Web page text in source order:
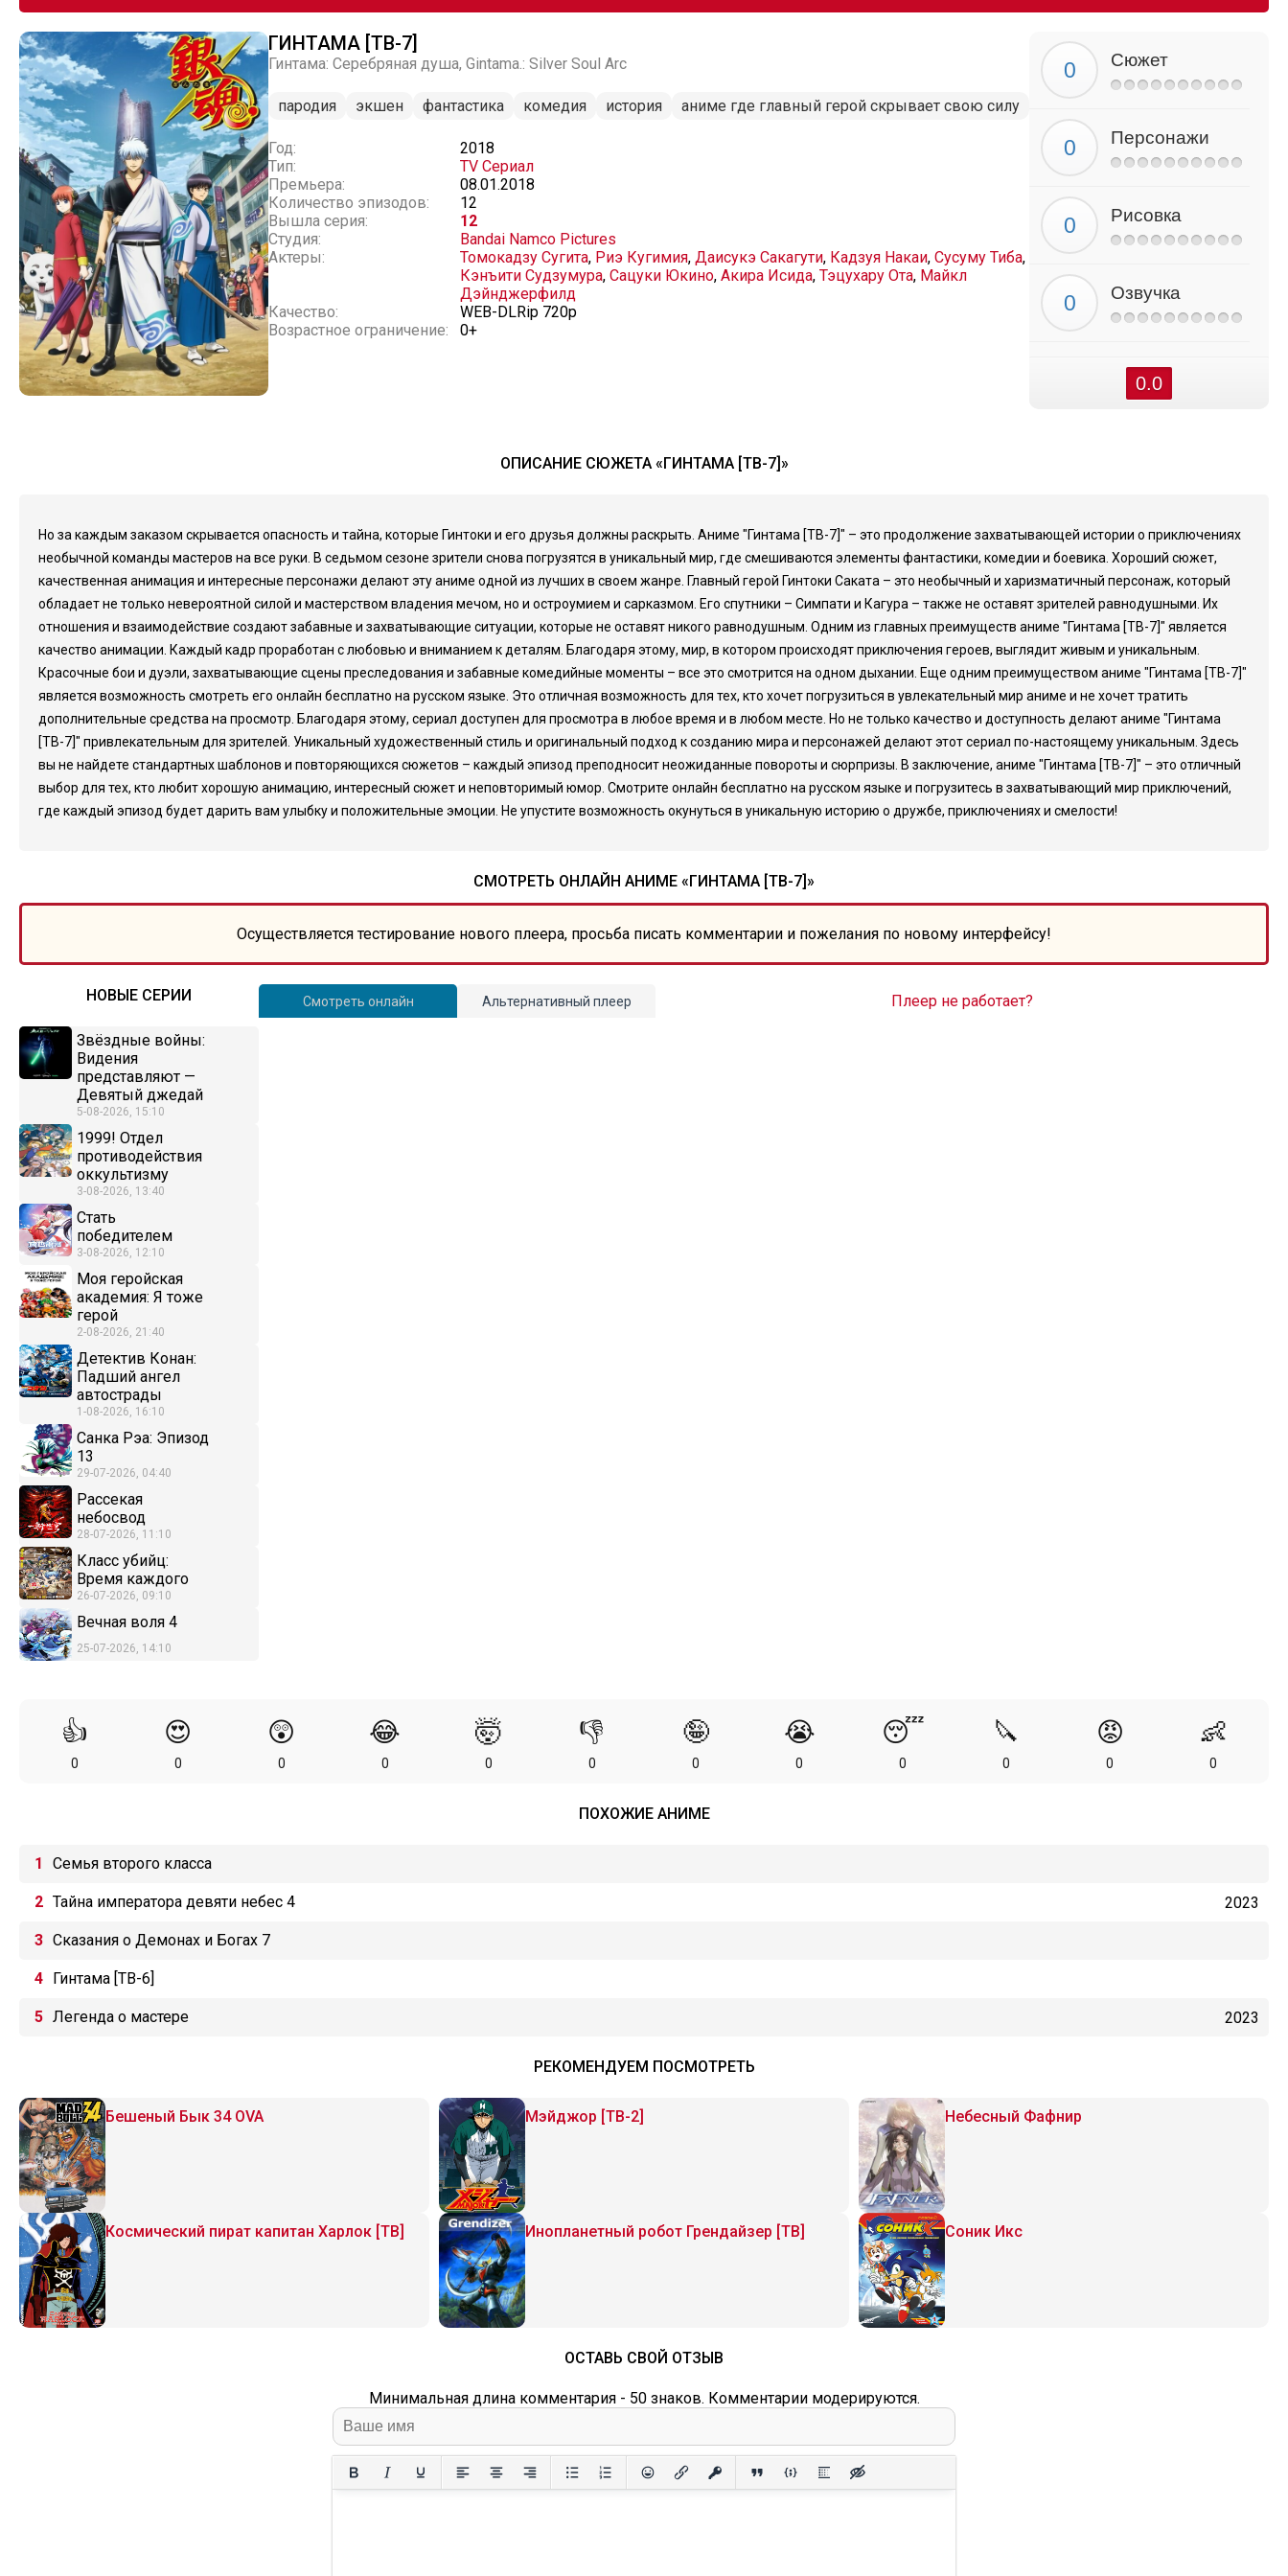
ГИНТАМА [ТВ-7]
Гинтама: Серебряная душа, Gintama.: Silver Soul Arc
пародия экшен фантастика комедия история аниме где главный герой скрывает свою силу
Год:
2018
Тип:
TV Сериал
Премьера:
08.01.2018
Количество эпизодов:
12
Вышла серия:
12
Студия:
Bandai Namco Pictures
Актеры:
Томокадзу Сугита, Риэ Кугимия, Даисукэ Сакагути, Кадзуя Накаи, Сусуму Тиба,
Кэнъити Судзумура, Сацуки Юкино, Акира Исида, Тэцухару Ота, Майкл
Дэйнджерфилд
Качество:
WEB-DLRip 720p
Возрастное ограничение:
0+
Сюжет
Персонажи
Рисовка
Озвучка
0.0
ОПИСАНИЕ СЮЖЕТА «ГИНТАМА [ТВ-7]»
Но за каждым заказом скрывается опасность и тайна, которые Гинтоки и его друзья должны раскрыть. Аниме "Гинтама [ТВ-7]" – это продолжение захватывающей истории о приключениях
необычной команды мастеров на все руки. В седьмом сезоне зрители снова погрузятся в уникальный мир, где смешиваются элементы фантастики, комедии и боевика. Хороший сюжет,
качественная анимация и интересные персонажи делают эту аниме одной из лучших в своем жанре. Главный герой Гинтоки Саката – это необычный и харизматичный персонаж, который
обладает не только невероятной силой и мастерством владения мечом, но и остроумием и сарказмом. Его спутники – Симпати и Кагура – также не оставят зрителей равнодушными. Их
отношения и взаимодействие создают забавные и захватывающие ситуации, которые не оставят никого равнодушным. Одним из главных преимуществ аниме "Гинтама [ТВ-7]" является
качество анимации. Каждый кадр проработан с любовью и вниманием к деталям. Благодаря этому, мир, в котором происходят приключения героев, выглядит живым и уникальным.
Красочные бои и дуэли, захватывающие сцены преследования и забавные комедийные моменты – все это смотрится на одном дыхании. Еще одним преимуществом аниме "Гинтама [ТВ-7]"
является возможность смотреть его онлайн бесплатно на русском языке. Это отличная возможность для тех, кто хочет погрузиться в увлекательный мир аниме и не хочет тратить
дополнительные средства на просмотр. Благодаря этому, сериал доступен для просмотра в любое время и в любом месте. Но не только качество и доступность делают аниме "Гинтама
[ТВ-7]" привлекательным для зрителей. Уникальный художественный стиль и оригинальный подход к созданию мира и персонажей делают этот сериал по-настоящему уникальным. Здесь
вы не найдете стандартных шаблонов и повторяющихся сюжетов – каждый эпизод преподносит неожиданные повороты и сюрпризы. В заключение, аниме "Гинтама [ТВ-7]" – это отличный
выбор для тех, кто любит хорошую анимацию, интересный сюжет и неповторимый юмор. Смотрите онлайн бесплатно на русском языке и погрузитесь в захватывающий мир приключений,
где каждый эпизод будет дарить вам улыбку и положительные эмоции. Не упустите возможность окунуться в уникальную историю о дружбе, приключениях и смелости!
СМОТРЕТЬ ОНЛАЙН АНИМЕ «ГИНТАМА [ТВ-7]»
Осуществляется тестирование нового плеера, просьба писать комментарии и пожелания по новому интерфейсу!
НОВЫЕ СЕРИИ
Звёздные войны:
Видения
представляют —
Девятый джедай
5-08-2026, 15:10
1999! Отдел
противодействия
оккультизму
3-08-2026, 13:40
Стать
победителем
3-08-2026, 12:10
Моя геройская
академия: Я тоже
герой
2-08-2026, 21:40
Детектив Конан:
Падший ангел
автострады
1-08-2026, 16:10
Санка Рэа: Эпизод
13
29-07-2026, 04:40
Рассекая
небосвод
28-07-2026, 11:10
Класс убийц:
Время каждого
26-07-2026, 09:10
Вечная воля 4
25-07-2026, 14:10
Смотреть онлайн Альтернативный плеер Плеер не работает?
👍
0
😍
0
😲
0
😂
0
🤯
0
👎
0
🤪
0
😭
0
😴
0
🔪
0
😡
0
👶
0
ПОХОЖИЕ АНИМЕ
Семья второго класса
Тайна императора девяти небес 4 2023
Сказания о Демонах и Богах 7
Гинтама [ТВ-6]
Легенда о мастере 2023
РЕКОМЕНДУЕМ ПОСМОТРЕТЬ
Бешеный Бык 34 OVA Мэйджор [ТВ-2] Небесный Фафнир
Космический пират капитан Харлок [ТВ] Инопланетный робот Грендайзер [ТВ] Соник Икс
ОСТАВЬ СВОЙ ОТЗЫВ
Минимальная длина комментария - 50 знаков. Комментарии модерируются.